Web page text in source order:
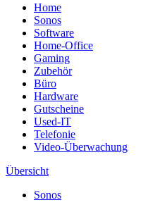
Home
Sonos
Software
Home-Office
Gaming
Zubehör
Büro
Hardware
Gutscheine
Used-IT
Telefonie
Video-Überwachung
Übersicht
Sonos